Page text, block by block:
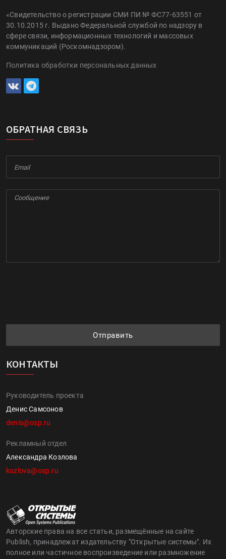
«Свидетельство о регистрации СМИ ПИ № ФС77-63551 от
30.10.2015 г. Выдано Федеральной службой по надзору в
сфере связи, информационных технологий и массовых
коммуникаций (Роскомнадзором).
Политика обработки персональных данных
ОБРАТНАЯ СВЯЗЬ
Отправить
КОНТАКТЫ
Руководитель проекта
Денис Самсонов
denis@osp.ru
Рекламный отдел
Александра Козлова
kozlova@osp.ru
Авторские права на все статьи, размещённые на сайте
Publish, принадлежат издательству "Открытые системы". Их
полное или частичное воспроизведение или размножение